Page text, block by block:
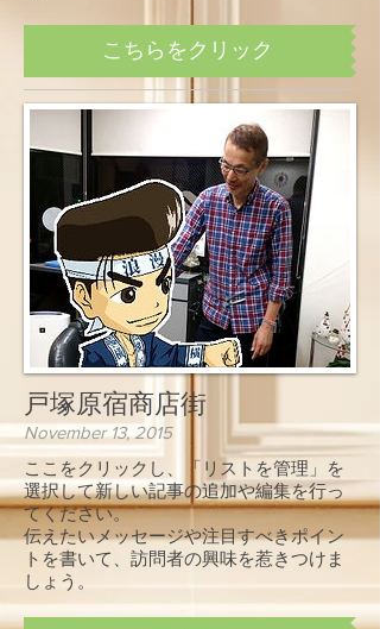
こちらをクリック
戸塚原宿商店街
November 13, 2015
ここをクリックし、「リストを管理」を
選択して新しい記事の追加や編集を行っ
てください。
伝えたいメッセージや注目すべきポイン
トを書いて、訪問者の興味を惹きつけま
しょう。